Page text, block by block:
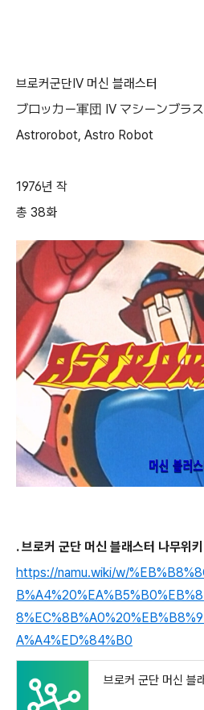
브로커군단IV 머신 블래스터
ブロッカー軍団 IV マシーンブラ
Astrorobot, Astro Robot
1976년 작
총 38화
. 브로커 군단 머신 블래스터 나무위키
https://namu.wiki/w/
A%A4%ED%84%B0
브로커 군단 머신 블